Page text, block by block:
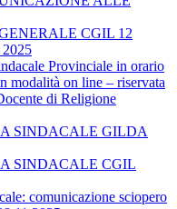
CGIL 12
Provinciale in orario
modalità on line – riservata
di Religione
SINDACALE GILDA
SINDACALE CGIL
comunicazione sciopero